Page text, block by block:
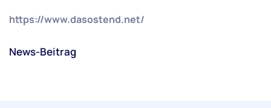
https://www.dasostend.net/
News-Beitrag